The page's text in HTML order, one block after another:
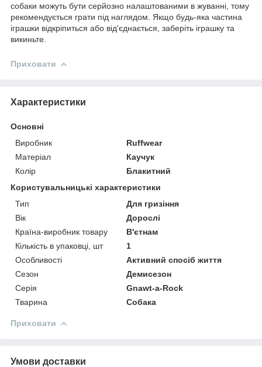
собаки можуть бути серйозно налаштованими в жуванні, тому
рекомендується грати під наглядом. Якщо будь-яка частина
іграшки відкріпиться або від'єднається, заберіть іграшку та
викиньте.
Приховати
Характеристики
Основні
Виробник
Ruffwear
Матеріал
Каучук
Колір
Блакитний
Користувальницькі характеристики
Тип
Для гризіння
Вік
Дорослі
Країна-виробник товару
В'єтнам
Кількість в упаковці, шт
1
Особливості
Активний спосіб життя
Сезон
Демисезон
Серія
Gnawt-a-Rock
Тварина
Собака
Приховати
Умови доставки